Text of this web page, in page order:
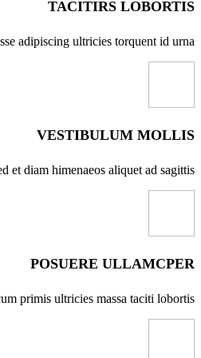
TACITIRS LOBORTIS
adipiscing ultricies torquent id urna.
VESTIBULUM MOLLIS
et diam himenaeos aliquet ad sagittis.
POSUERE ULLAMCPER
primis ultricies massa taciti lobortis.